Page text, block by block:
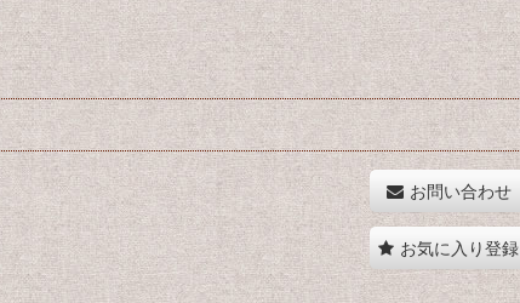
お問い合わせ
お気に入り登録